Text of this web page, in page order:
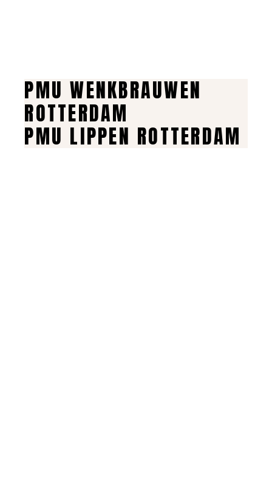
PMU WENKBRAUWEN
ROTTERDAM
PMU LIPPEN ROTTERDAM